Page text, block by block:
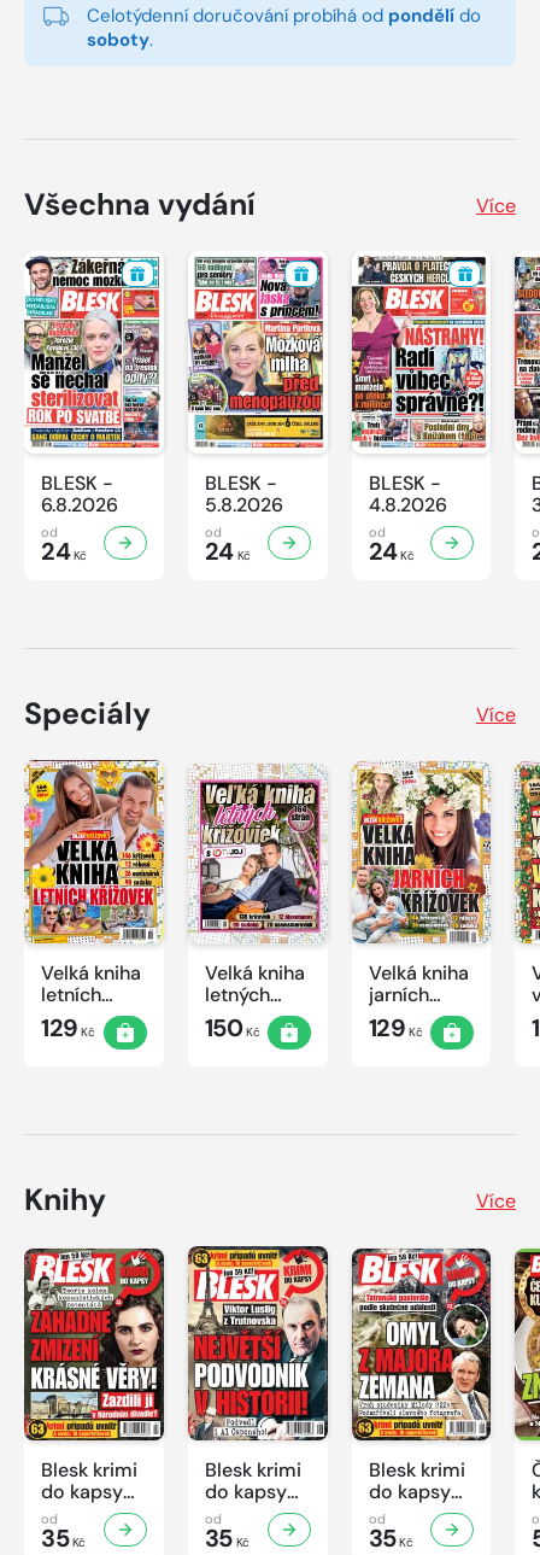
Celotýdenní doručování probíhá od pondělí do
soboty.
Všechna vydání Více
BLESK -
6.8.2026
od
24Kč
BLESK -
5.8.2026
od
24Kč
BLESK -
4.8.2026
od
24Kč
Speciály Více
Velká kniha
letních
křížovek
2026
129 Kč
Velká kniha
letných
krížoviek s
TV JOJ
150Kč
Velká kniha
jarních
křížovek
2026
129 Kč
Knihy Více
Blesk krimi
do kapsy
č.7/2026
od
35Kč
Blesk krimi
do kapsy
č.6/2026
od
35Kč
Blesk krimi
do kapsy
č.5/2026
od
35Kč